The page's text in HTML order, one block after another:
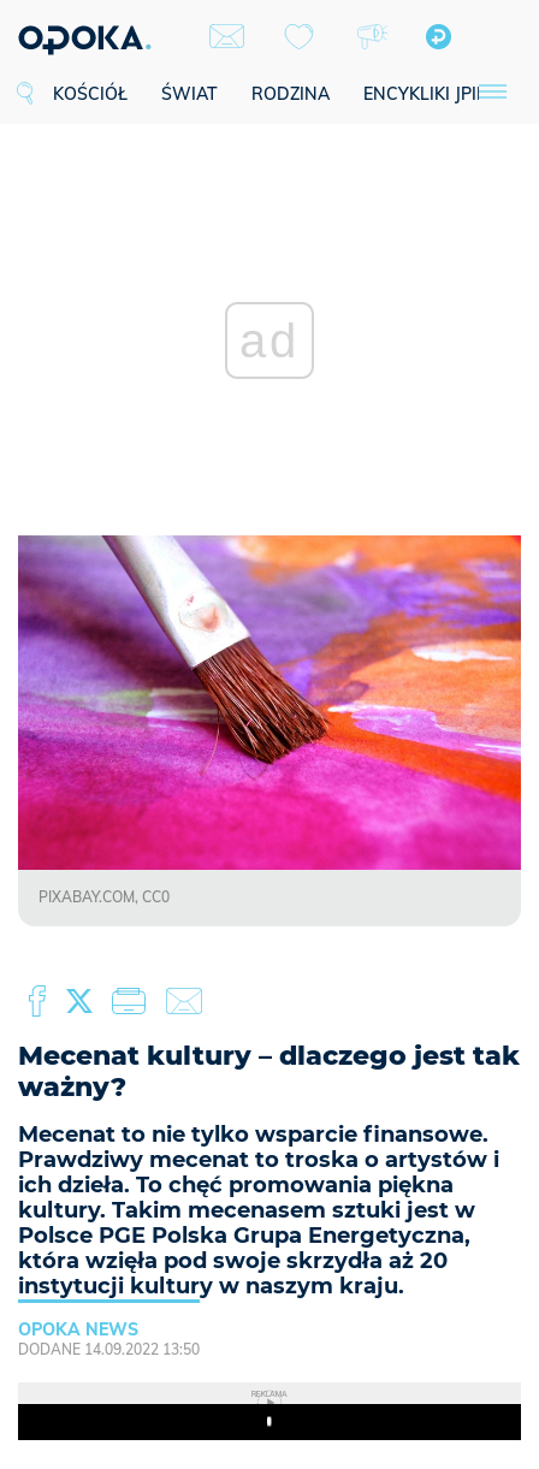
KOŚCIÓŁ ŚWIAT RODZINA ENCYKLIKI JPII
ad
PIXABAY.COM, CC0
Mecenat kultury – dlaczego jest tak
ważny?
Mecenat to nie tylko wsparcie finansowe.
Prawdziwy mecenat to troska o artystów i
ich dzieła. To chęć promowania piękna
kultury. Takim mecenasem sztuki jest w
Polsce PGE Polska Grupa Energetyczna,
która wzięła pod swoje skrzydła aż 20
instytucji kultury w naszym kraju.
OPOKA NEWS
DODANE 14.09.2022 13:50
REKLAMA
Play